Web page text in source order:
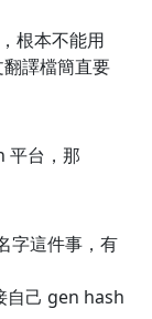
根本不能用
譯檔簡直要
平台，那
字這件事，有
自己 gen hash